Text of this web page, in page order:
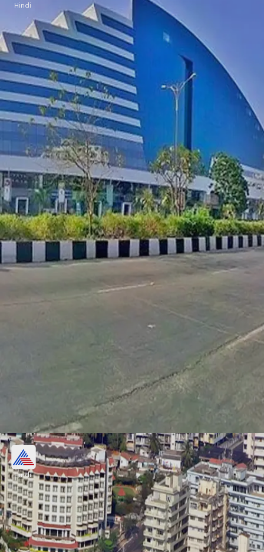
GDP - 68 बिलियन डॉलर
औसत खर्च प्रति व्यक्ति - 2500 रुपए (होटल+खाना)
Image credits: Wikipedia
Hindi
9- सूरत
GDP - 59 बिलियन डॉलर
औसत खर्च प्रति व्यक्ति - 1600 रुपए (होटल+खाना)
Image credits: Social media
Hindi